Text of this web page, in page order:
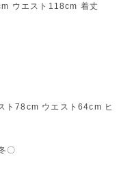
ウエスト118cm 着丈
ト78cm ウエスト64cm ヒ
〇